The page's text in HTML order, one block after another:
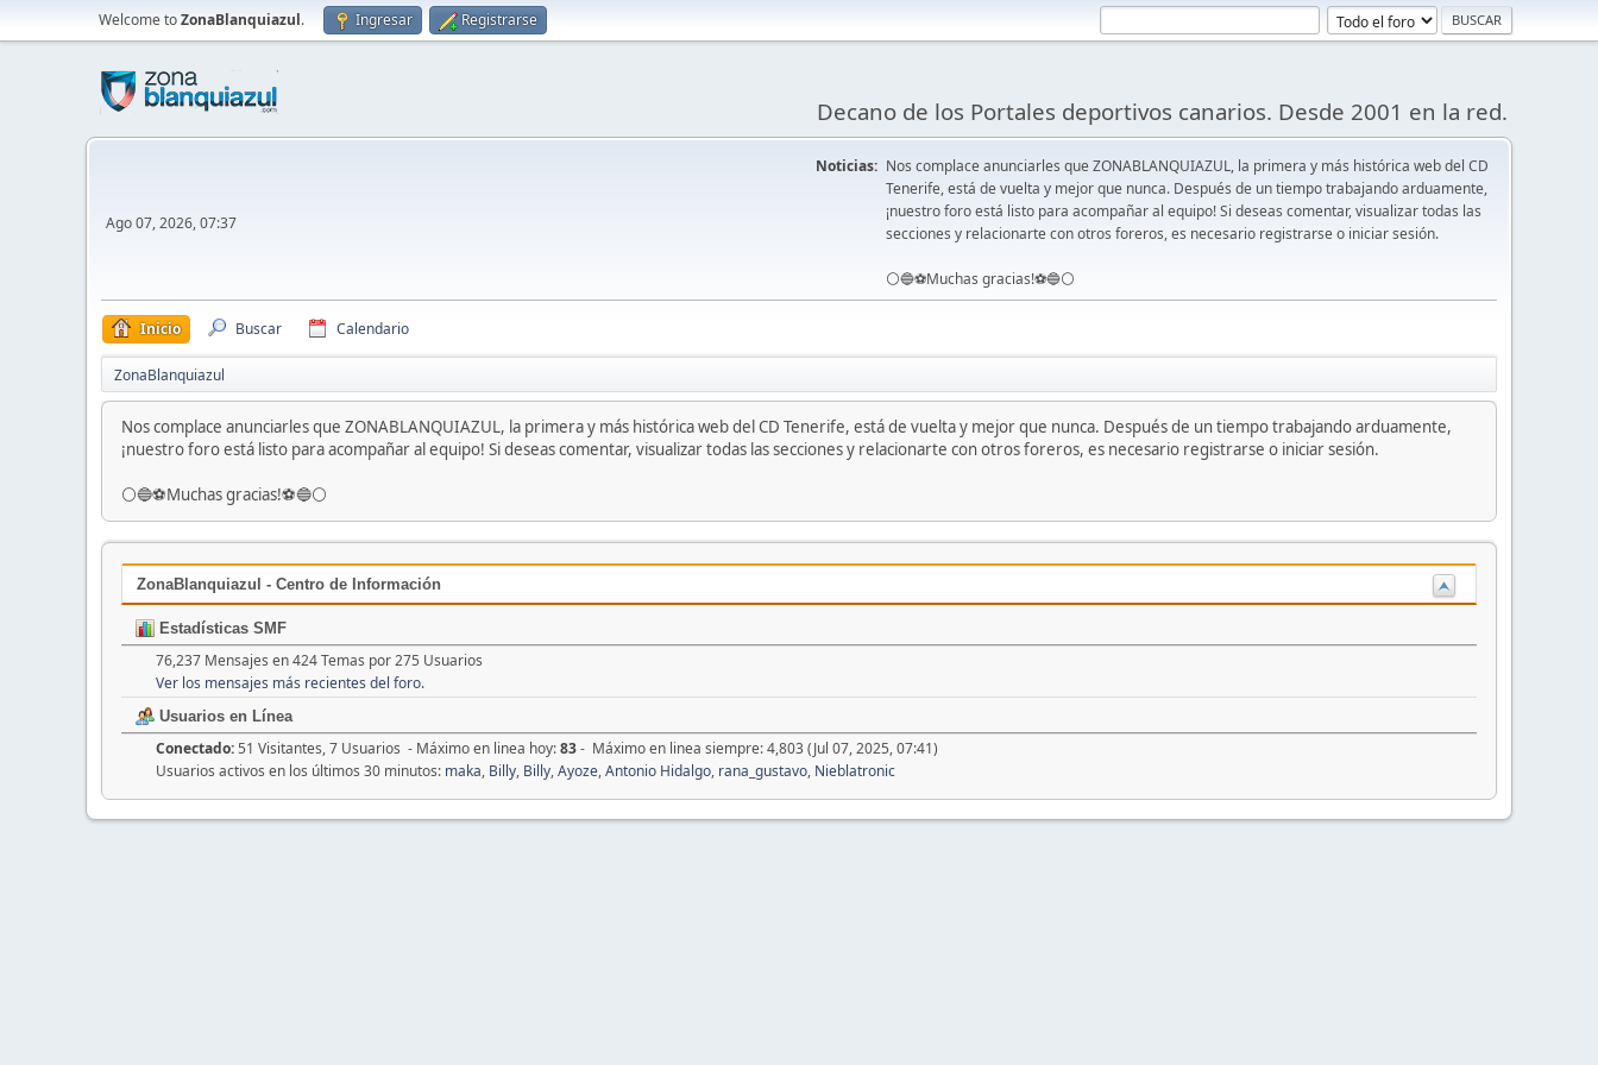
Welcome toZonaBlanquiazul. Ingresar Registrarse
Decano de los Portales deportivos canarios. Desde 2001 en la red.
Ago 07, 2026, 07:37
Noticias: Nos complace anunciarles que ZONABLANQUIAZUL, la primera y más histórica web del CD
Tenerife, está de vuelta y mejor que nunca. Después de un tiempo trabajando arduamente,
¡nuestro foro está listo para acompañar al equipo! Si deseas comentar, visualizar todas las
secciones y relacionarte con otros foreros, es necesario registrarse o iniciar sesión.
⚪️🔵⚽️Muchas gracias!⚽️🔵⚪️
Inicio Buscar Calendario
ZonaBlanquiazul
Nos complace anunciarles que ZONABLANQUIAZUL, la primera y más histórica web del CD Tenerife, está de vuelta y mejor que nunca. Después de un tiempo trabajando arduamente,
¡nuestro foro está listo para acompañar al equipo! Si deseas comentar, visualizar todas las secciones y relacionarte con otros foreros, es necesario registrarse o iniciar sesión.
⚪️🔵⚽️Muchas gracias!⚽️🔵⚪️
ZonaBlanquiazul - Centro de Información
Estadísticas SMF
76,237 Mensajes en 424 Temas por 275 Usuarios
Ver los mensajes más recientes del foro.
Usuarios en Línea
Conectado:51 Visitantes, 7 Usuarios - Máximo en linea hoy:83- Máximo en linea siempre: 4,803 (Jul 07, 2025, 07:41)
Usuarios activos en los últimos 30 minutos: maka, Billy, Billy,Ayoze,Antonio Hidalgo, rana_gustavo, Nieblatronic